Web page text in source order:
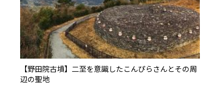
【野田院古墳】二至を意識したこんぴらさんとその周
辺の聖地